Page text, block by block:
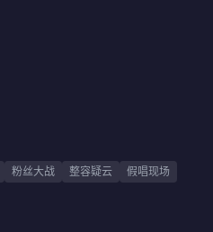
粉丝大战 整容疑云 假唱现场